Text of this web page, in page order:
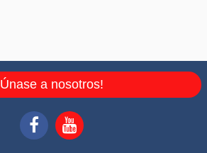
Únase a nosotros!